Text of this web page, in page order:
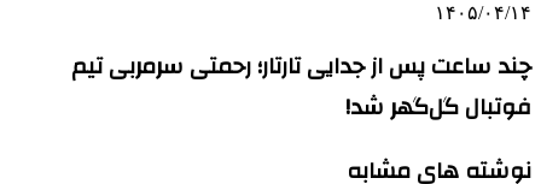
۱۴۰۵/۰۴/۱۴
چند ساعت پس از جدایی تارتار؛ رحمتی سرمربی تیم
فوتبال گل‌گهر شد!
نوشته های مشابه